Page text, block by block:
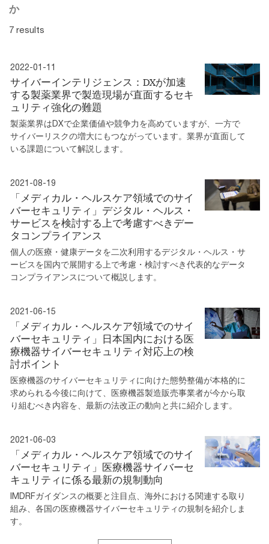
か
7 results
2022-01-11
サイバーインテリジェンス：DXが加速
する製薬業界で製造現場が直面するセキ
ュリティ強化の難題
製薬業界はDXで企業価値や競争力を高めていますが、一方で
サイバーリスクの増大にもつながっています。業界が直面して
いる課題について解説します。
2021-08-19
「メディカル・ヘルスケア領域でのサイ
バーセキュリティ」デジタル・ヘルス・
サービスを検討する上で考慮すべきデー
タコンプライアンス
個人の医療・健康データを二次利用するデジタル・ヘルス・サ
ービスを国内で展開する上で考慮・検討すべき代表的なデータ
コンプライアンスについて概説します。
2021-06-15
「メディカル・ヘルスケア領域でのサイ
バーセキュリティ」日本国内における医
療機器サイバーセキュリティ対応上の検
討ポイント
医療機器のサイバーセキュリティに向けた態勢整備が本格的に
求められる今後に向けて、医療機器製造販売事業者が今から取
り組むべき内容を、最新の法改正の動向と共に紹介します。
2021-06-03
「メディカル・ヘルスケア領域でのサイ
バーセキュリティ」医療機器サイバーセ
キュリティに係る最新の規制動向
IMDRFガイダンスの概要と注目点、海外における関連する取り
組み、各国の医療機器サイバーセキュリティの規制を紹介しま
す。